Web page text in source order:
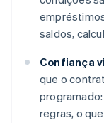
saldos,
Confiança
que o
regras, o